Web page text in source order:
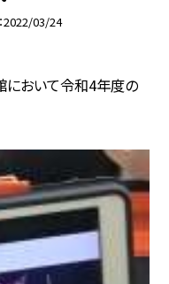
2022/03/24
において令和4年度の